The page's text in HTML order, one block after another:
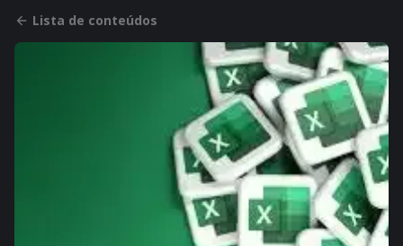
Lista de conteúdos